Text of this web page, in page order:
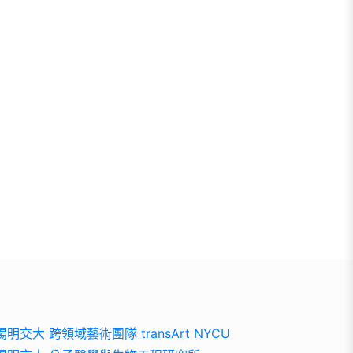
明交大 跨領域藝術團隊 transArt NYCU